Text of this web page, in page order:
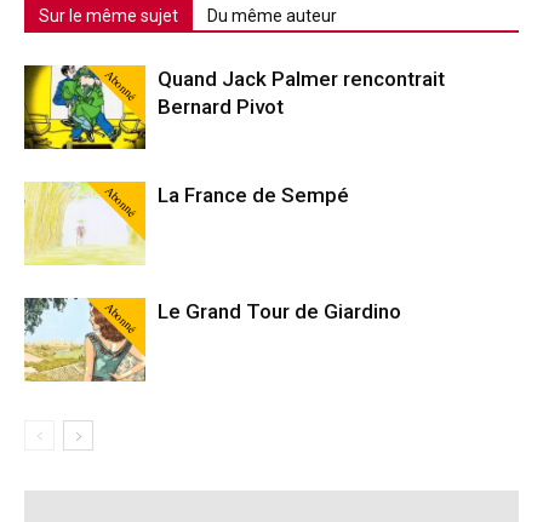
Sur le même sujet Du même auteur
Abonné
Quand Jack Palmer rencontrait
Bernard Pivot
Abonné La France de Sempé
Abonné Le Grand Tour de Giardino